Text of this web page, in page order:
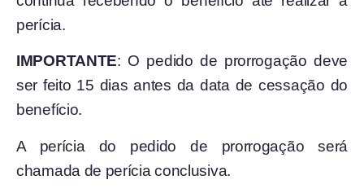
perícia.
IMPORTANTE: O pedido de prorrogação deve
ser feito 15 dias antes da data de cessação do
benefício.
A perícia do pedido de prorrogação será
chamada de perícia conclusiva.